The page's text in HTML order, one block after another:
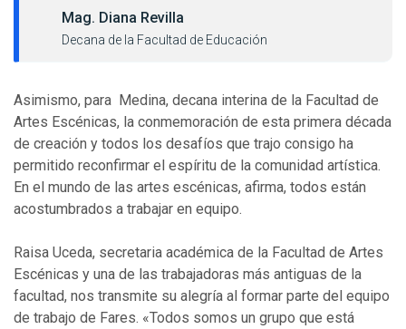
Mag. Diana Revilla
Decana de la Facultad de Educación
Asimismo, para Medina, decana interina de la Facultad de
Artes Escénicas, la conmemoración de esta primera década
de creación y todos los desafíos que trajo consigo ha
permitido reconfirmar el espíritu de la comunidad artística.
En el mundo de las artes escénicas, afirma, todos están
acostumbrados a trabajar en equipo.
Raisa Uceda, secretaria académica de la Facultad de Artes
Escénicas y una de las trabajadoras más antiguas de la
facultad, nos transmite su alegría al formar parte del equipo
de trabajo de Fares. «Todos somos un grupo que está